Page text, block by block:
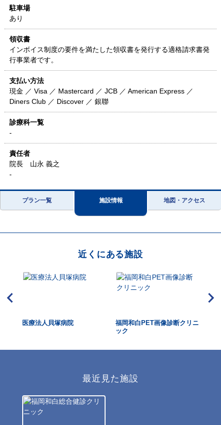
駐車場
あり
領収書
インボイス制度の要件を満たした領収書を発行する適格請求書発
行事業者です。
支払い方法
現金 ／ Visa ／ Mastercard ／ JCB ／ American Express ／
Diners Club ／ Discover ／ 銀聯
診療科一覧
-
責任者
院長 山永 義之
-
プラン一覧 施設情報 地図・アクセス
近くにある施設
医療法人貝塚病院
福岡和白PET画像診断クリニ
ック
最近見た施設